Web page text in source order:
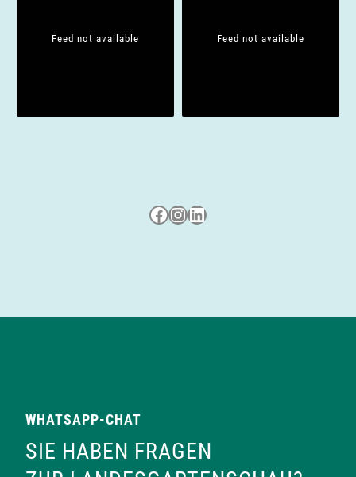
Feed not available Feed not available
Besuche uns auf Facebook
Besuche uns auf Instagram
LinkedIn
WHATSAPP-CHAT
SIE HABEN FRAGEN